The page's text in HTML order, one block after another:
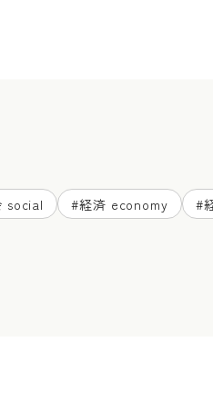
social #経済 economy #